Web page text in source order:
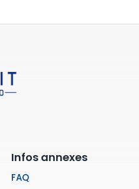
Infos annexes
FAQ